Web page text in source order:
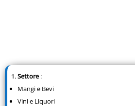
Settore:
Mangi e Bevi
Vini e Liquori